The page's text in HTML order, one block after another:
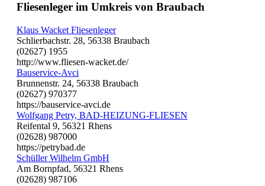
Fliesenleger im Umkreis von Braubach
Klaus Wacket Fliesenleger
Schlierbachstr. 28, 56338 Braubach
(02627) 1955
http://www.fliesen-wacket.de/
Bauservice-Avci
Brunnenstr. 24, 56338 Braubach
(02627) 970377
https://bauservice-avci.de
Wolfgang Petry, BAD-HEIZUNG-FLIESEN
Reifental 9, 56321 Rhens
(02628) 987000
https://petrybad.de
Schüller Wilhelm GmbH
Am Bornpfad, 56321 Rhens
(02628) 987106